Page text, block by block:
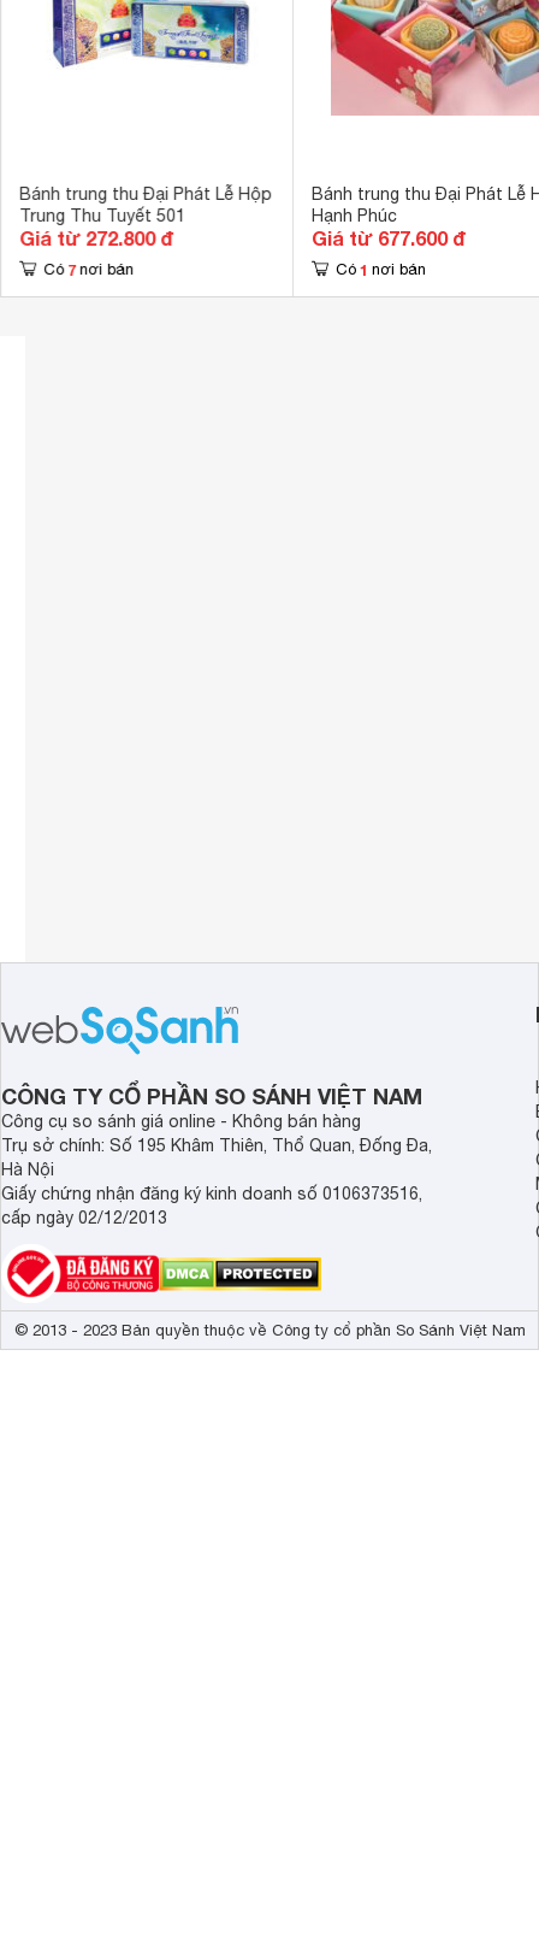
Bánh trung thu Đại Phát Lễ Hộp
Trung Thu Tuyết 501
Giá từ 272.800 đ
Có 7 nơi bán
Bánh trung thu Đại Phát Lễ
Hạnh Phúc
Giá từ 677.600 đ
Có 1 nơi bán
CÔNG TY CỔ PHẦN SO SÁNH VIỆT NAM
Công cụ so sánh giá online - Không bán hàng
Trụ sở chính: Số 195 Khâm Thiên, Thổ Quan, Đống Đa,
Hà Nội
Giấy chứng nhận đăng ký kinh doanh số 0106373516,
cấp ngày 02/12/2013
© 2013 - 2023 Bản quyền thuộc về Công ty cổ phần So Sánh Việt Nam